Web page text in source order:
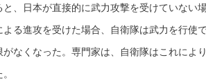
、日本が直接的に武力攻撃を受けていない
よる進攻を受けた場合、自衛隊は武力を行使
がなくなった。専門家は、自衛隊はこれによ